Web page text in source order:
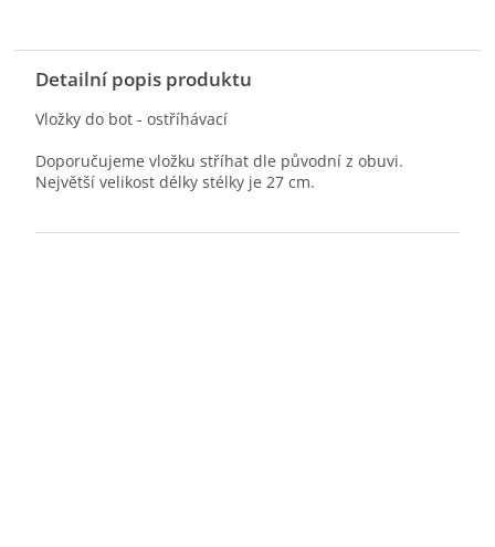
Detailní popis produktu
Vložky do bot - ostříhávací
Doporučujeme vložku stříhat dle původní z obuvi.
Největší velikost délky stélky je 27 cm.